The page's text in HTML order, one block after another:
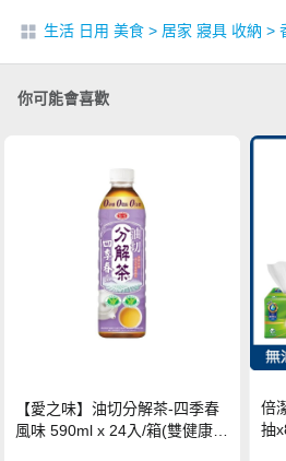
生活 日用 美食 > 居家 寢具 收納 >
你可能會喜歡
【愛之味】油切分解茶-四季春
風味 590ml x 24入/箱(雙健康認
倍
抽